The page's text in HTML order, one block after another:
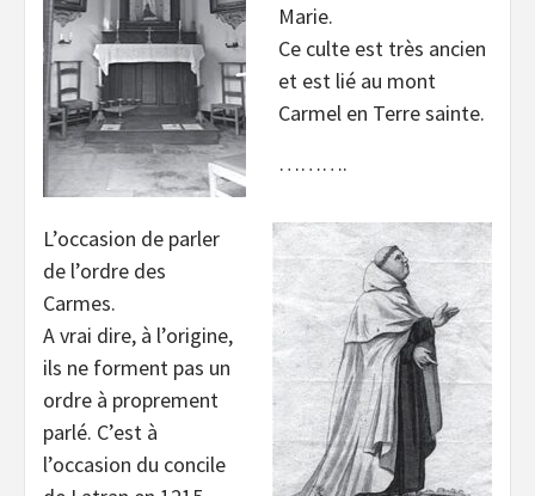
Marie.
Ce culte est très ancien
et est lié au mont
Carmel en Terre sainte.
……….
L’occasion de parler
de l’ordre des
Carmes.
A vrai dire, à l’origine,
ils ne forment pas un
ordre à proprement
parlé. C’est à
l’occasion du concile